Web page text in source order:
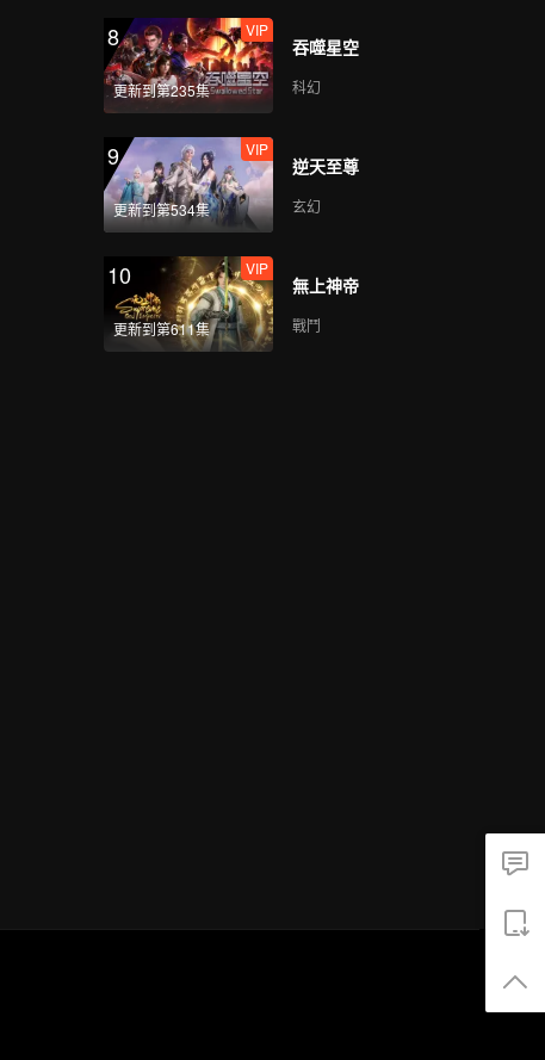
8
更新到第235集
VIP
吞噬星空
科幻
9
更新到第534集
VIP
逆天至尊
玄幻
10
更新到第611集
VIP
無上神帝
戰鬥